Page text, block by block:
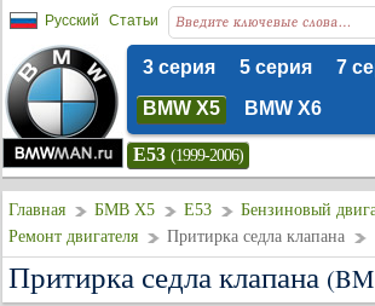
Русский Статьи
3 серия 5 серия 7
BMW X5
BMW X6
E53 (1999-2006)
Главная БМВ Х5 E53
Бензиновый
Ремонт двигателя
Притирка седла клапана
Притирка седла клапана